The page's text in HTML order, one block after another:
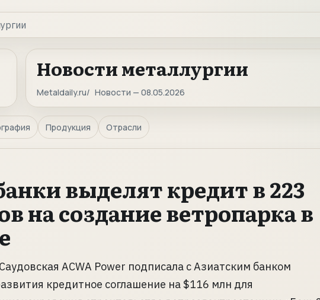
Новости металлургии
Metaldaily.ru Новости — 08.05.2026
Продукция Отрасли
выделят кредит в 223
на создание ветропарка в
ACWA Power подписала с Азиатским банком
кредитное соглашение на $116 млн для